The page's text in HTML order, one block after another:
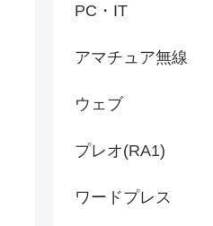
PC・IT
アマチュア無線
ウェブ
プレオ(RA1)
ワードプレス